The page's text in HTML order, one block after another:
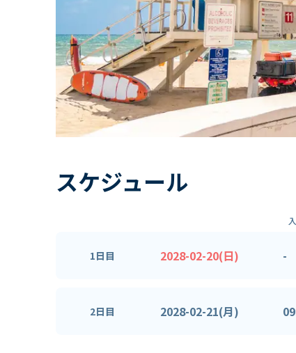
スケジュール
1日目 2028-02-20(日) -
2日目 2028-02-21(月)